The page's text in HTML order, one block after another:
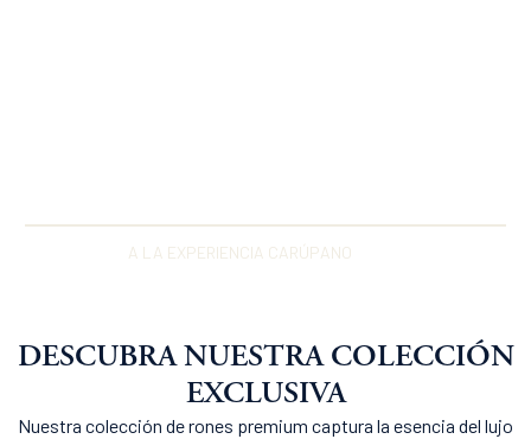
A LA EXPERIENCIA CARÚPANO
DESCUBRA NUESTRA COLECCIÓN
EXCLUSIVA
Nuestra colección de rones premium captura la esencia del lujo